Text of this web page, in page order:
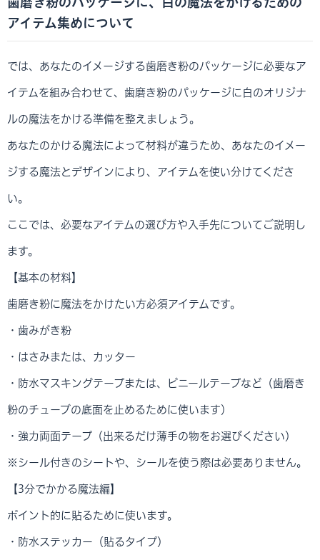
アイテム集めについて
では、あなたのイメージする歯磨き粉のパッケージに必要なア
イテムを組み合わせて、歯磨き粉のパッケージに白のオリジナ
ルの魔法をかける準備を整えましょう。
あなたのかける魔法によって材料が違うため、あなたのイメー
ジする魔法とデザインにより、アイテムを使い分けてくださ
い。
ここでは、必要なアイテムの選び方や入手先についてご説明し
ます。
【基本の材料】
歯磨き粉に魔法をかけたい方必須アイテムです。
・歯みがき粉
・はさみまたは、カッター
・防水マスキングテープまたは、ビニールテープなど（歯磨き
粉のチューブの底面を止めるために使います）
・強力両面テープ（出来るだけ薄手の物をお選びください）
※シール付きのシートや、シールを使う際は必要ありません。
【3分でかかる魔法編】
ポイント的に貼るために使います。
・防水ステッカー（貼るタイプ）